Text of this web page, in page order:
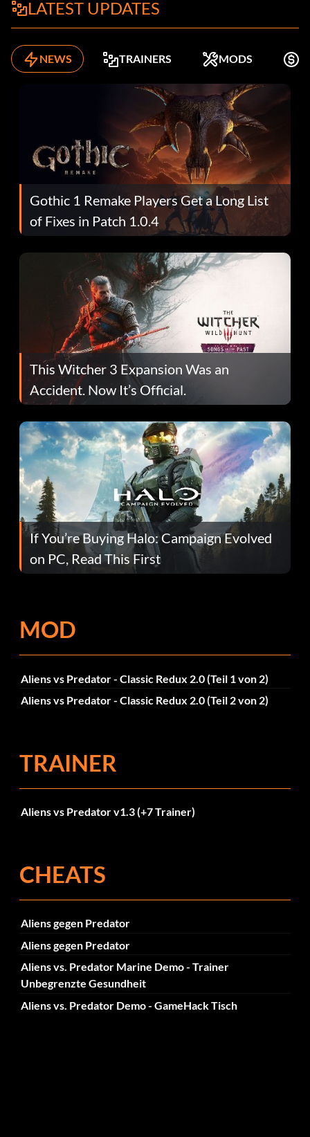
LATEST UPDATES
NEWS TRAINERS MODS
Gothic 1 Remake Players Get a Long List
of Fixes in Patch 1.0.4
This Witcher 3 Expansion Was an
Accident. Now It’s Official.
If You’re Buying Halo: Campaign Evolved
on PC, Read This First
MOD
Aliens vs Predator - Classic Redux 2.0 (Teil 1 von 2)
Aliens vs Predator - Classic Redux 2.0 (Teil 2 von 2)
TRAINER
Aliens vs Predator v1.3 (+7 Trainer)
CHEATS
Aliens gegen Predator
Aliens gegen Predator
Aliens vs. Predator Marine Demo - Trainer
Unbegrenzte Gesundheit
Aliens vs. Predator Demo - GameHack Tisch